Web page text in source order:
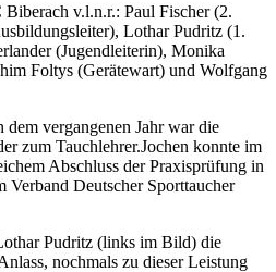
v.l.n.r.: Paul Fischer (2.
Lothar Pudritz (1.
(Jugendleiterin), Monika
Foltys (Gerätewart) und Wolfgang
dem vergangenen Jahr war die
zum Tauchlehrer.Jochen konnte im
Abschluss der Praxisprüfung in
Verband Deutscher Sporttaucher
Pudritz (links im Bild) die
nochmals zu dieser Leistung